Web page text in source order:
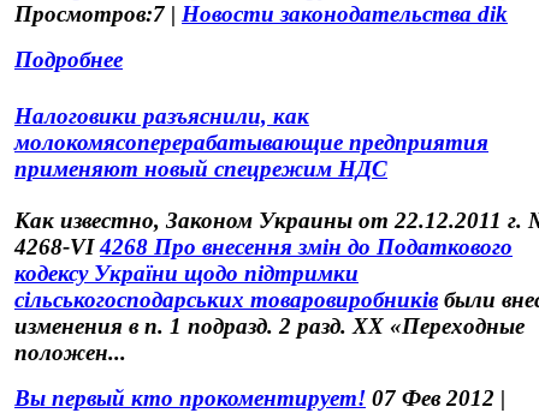
Просмотров:7 | Новости законодательства dik
Подробнее
Налоговики разъяснили, как
молокомясоперерабатывающие предприятия
применяют новый спецрежим НДС
Как известно, Законом Украины от 22.12.2011 г.
4268-VI 4268 Про внесення змін до Податкового
кодексу України щодо підтримки
сільськогосподарських товаровиробників были
изменения в п. 1 подразд. 2 разд. XX «Переходные
положен...
Вы первый кто прокоментирует! 07 Фев 2012 |